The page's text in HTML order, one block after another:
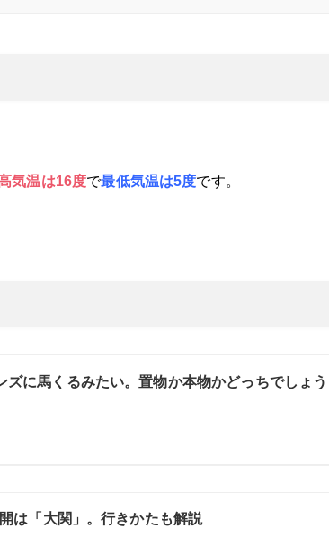
気温は16度で最低気温は5度です。
ズに馬くるみたい。置物か本物かどっちでしょう
は「大関」。行きかたも解説